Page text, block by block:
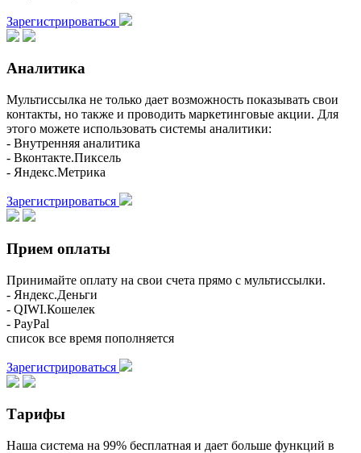
Зарегистрироваться
Аналитика
Мультиссылка не только дает возможность показывать свои
контакты, но также и проводить маркетинговые акции. Для
этого можете использовать системы аналитики:
- Внутренняя аналитика
- Вконтакте.Пиксель
- Яндекс.Метрика
Зарегистрироваться
Прием оплаты
Принимайте оплату на свои счета прямо с мультиссылки.
- Яндекс.Деньги
- QIWI.Кошелек
- PayPal
список все время пополняется
Зарегистрироваться
Тарифы
Наша система на 99% бесплатная и дает больше функций в